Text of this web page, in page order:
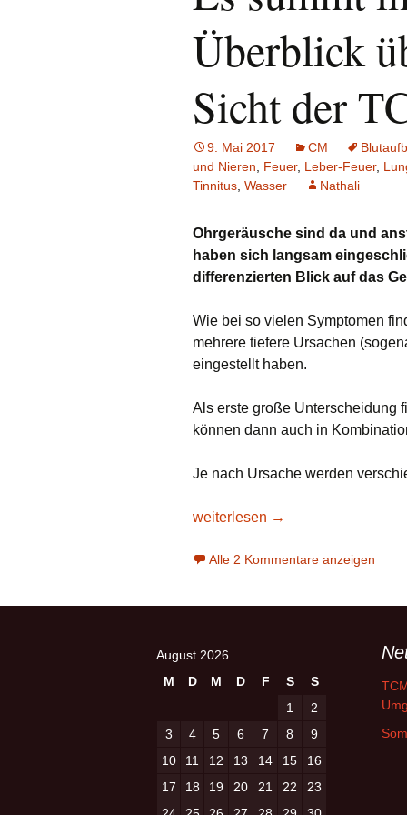
Überblick
Sicht der
9. Mai 2017 CM
und Nieren
Feuer, Leber-Feuer,
Tinnitus Wasser Nathali
Ohrgeräusche sind da und
haben sich langsam
differenzierten Blick auf das
Wie bei so vielen Symptomen
mehrere tiefere Ursachen
eingestellt haben.
Als erste große Unterscheidung
können dann auch in
Je nach Ursache werden
Es summt im Kopf – ein
weiterlesen →
Alle 2 Kommentare anzeigen
August 2026
M
D M D F S
S
1
2
3
4 5 6 7 8
9
10
11 12 13 14 15
16
17
18 19 20 21 22
23